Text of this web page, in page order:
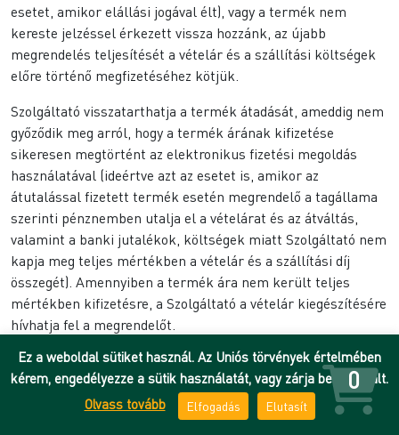
esetet, amikor elállási jogával élt), vagy a termék nem
kereste jelzéssel érkezett vissza hozzánk, az újabb
megrendelés teljesítését a vételár és a szállítási költségek
előre történő megfizetéséhez kötjük.
Szolgáltató visszatarthatja a termék átadását, ameddig nem
győződik meg arról, hogy a termék árának kifizetése
sikeresen megtörtént az elektronikus fizetési megoldás
használatával (ideértve azt az esetet is, amikor az
átutalással fizetett termék esetén megrendelő a tagállama
szerinti pénznemben utalja el a vételárat és az átváltás,
valamint a banki jutalékok, költségek miatt Szolgáltató nem
kapja meg teljes mértékben a vételár és a szállítási díj
összegét). Amennyiben a termék ára nem került teljes
mértékben kifizetésre, a Szolgáltató a vételár kiegészítésére
hívhatja fel a megrendelőt.
5.2. Könyvkötészeti szolgáltatások
A könyvkötészeti megrendelések során előállított
termékeket csak személyesen, készpénz ellenében
Ez a weboldal sütiket használ. Az Uniós törvények értelmében
kérem, engedélyezze a sütik használatát, vagy zárja be az oldalt.
Olvass tovább
Elfogadás Elutasít
0